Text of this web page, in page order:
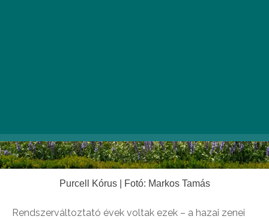
Purcell Kórus | Fotó: Markos Tamás
Rendszerváltoztató évek voltak ezek – a hazai zenei